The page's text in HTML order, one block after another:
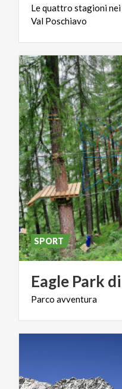
Lequattro stagioninei
Val Poschiavo
Eagle Park di
Parco avventura
SPORT